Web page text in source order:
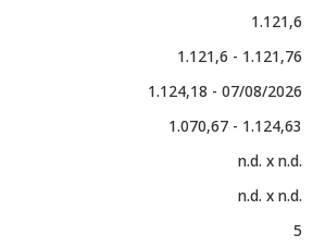
1.121,6
1.121,6 - 1.121,76
1.124,18 - 07/08/2026
1.070,67 - 1.124,63
n.d. x n.d.
n.d. x n.d.
5